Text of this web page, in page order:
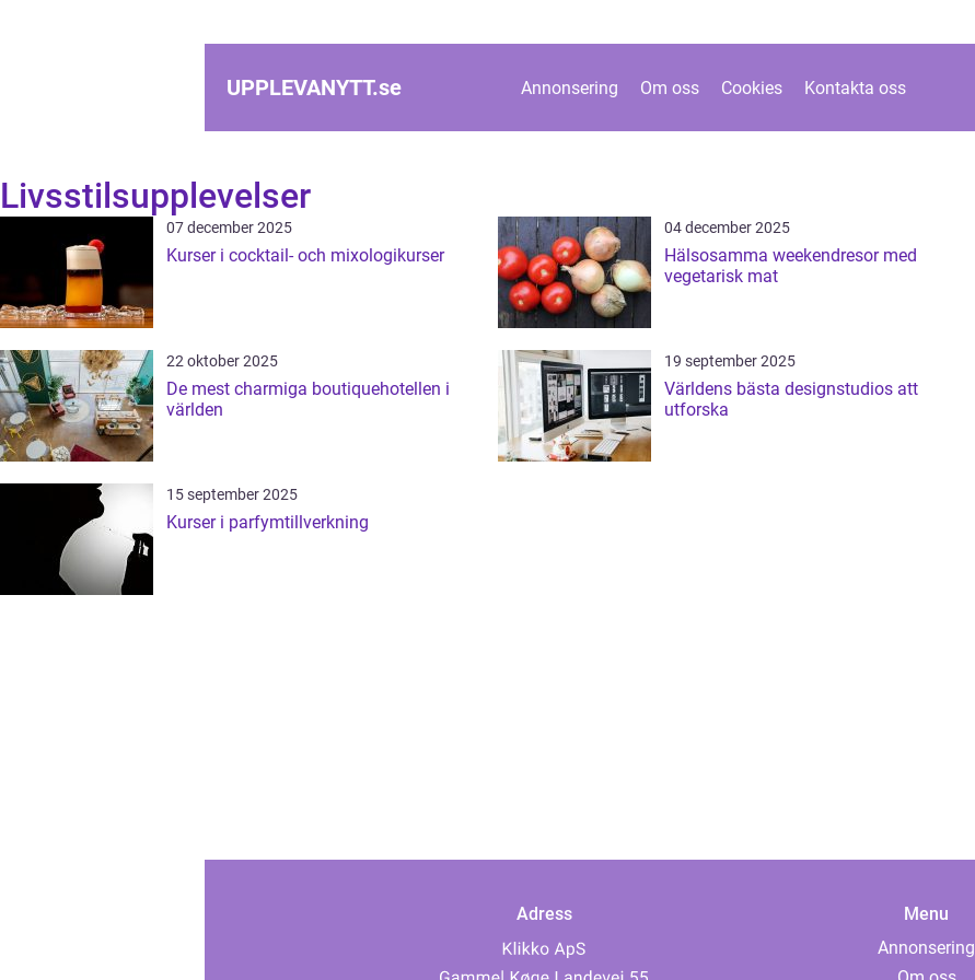
UPPLEVANYTT.se Annonsering Om oss Cookies Kontakta oss
Livsstilsupplevelser
07 december 2025
Kurser i cocktail- och mixologikurser
04 december 2025
Hälsosamma weekendresor med
vegetarisk mat
22 oktober 2025
De mest charmiga boutiquehotellen i
världen
19 september 2025
Världens bästa designstudios att
utforska
15 september 2025
Kurser i parfymtillverkning
Adress
Menu
Annonsering